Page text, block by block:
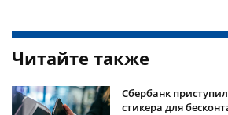
Читайте также
Сбербанк
стикера для